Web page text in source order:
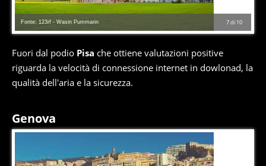
7di 10
Fonte: 123rf - Wasin Pummarin
Fuori dal podio Pisa che ottiene valutazioni positive
riguarda la velocità di connessione internet in dowlonad, la
qualità dell'aria e la sicurezza.
Genova